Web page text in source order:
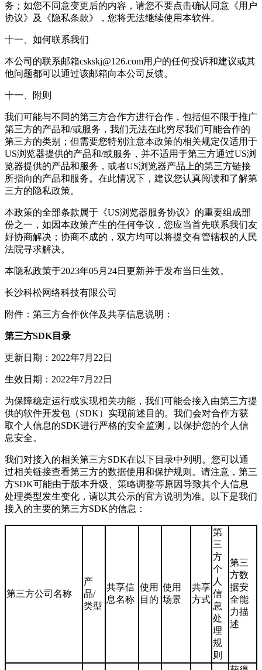
务；如您不同意变更后的内容，请您不要点击确认同意《用户
协议》及《隐私条款》，您将无法继续使用本软件。
十一、如何联系我们
本公司的联系邮箱cskskj@126.com用户的任何投诉和建议或其
他问题都可以通过该邮箱向本公司反馈。
十一、附则
我们可能与不同的第三方合作方进行合作，包括但不限于推广
第三方的产品和/或服务，我们无法在此穷尽我们可能合作的
第三方的类别；但需要您特别注意本政策的相关规定仅适用于
US浏览器提供的产品和/或服务，并不适用于第三方通过US浏
览器提供的产品和服务，或者US浏览器产品上的第三方链接
所指向的产品和服务。在此情况下，建议您认真阅读和了解第
三方的隐私政策。
本政策的全部条款属于《US浏览器服务协议》的重要组成部
份之一，如因本政策产生的任何争议，您应当首先联系我们友
好协商解决；协商不成的，双方均可以将提交有管辖权的人民
法院寻求解决。
本隐私政策于2023年05月24日更新并于发布当日生效。
长沙科松网络科技有限公司
附件：第三方合作伙伴及共享信息说明：
第三方SDK目录
更新日期：2022年7月22日
生效日期：2022年7月22日
为保障稳定运行或实现相关功能，我们可能会接入由第三方提
供的软件开发包（SDK）实现前述目的。我们会对合作方获
取个人信息的SDK进行严格的安全监测，以保护您的个人信
息安全。
我们对接入的相关第三方SDK在以下目录中列明。您可以通
过相关链接查看第三方的数据使用和保护规则。请注意，第三
方SDK可能由于版本升级、策略调整等原因导致其个人信息
处理类型发生变化，请以其公示的官方说明为准。以下是我们
接入的主要的第三方SDK的信息：
第三方公司名称
产
品/
类型
共享信
息名称
使用
目的
使用
场景
共享
方式
第
三
方
个
人
信
息
处
理
规
则
第三
方数
据安
全能
力描
述